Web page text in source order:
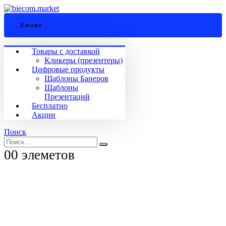
Каталог
Товары с доставкой
Кликеры (презентеры)
Цифровые продукты
Шаблоны Банеров
Шаблоны
Презентаций
Бесплатно
Акции
Поиск
00 элеметов